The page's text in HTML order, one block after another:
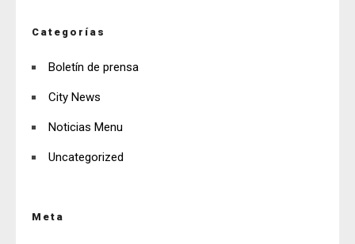
Categorías
Boletín de prensa
City News
Noticias Menu
Uncategorized
Meta